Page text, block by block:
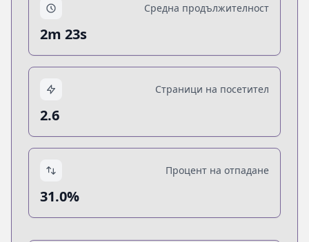
Средна продължителност
2m 23s
Страници на посетител
2.6
Процент на отпадане
31.0%